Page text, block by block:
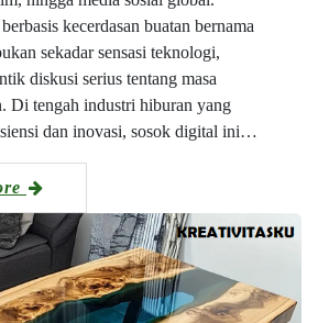
kecerdasan buatan bernama
sekadar sensasi teknologi,
diskusi serius tentang masa
Di tengah industri hiburan yang
dan inovasi, sosok digital ini…